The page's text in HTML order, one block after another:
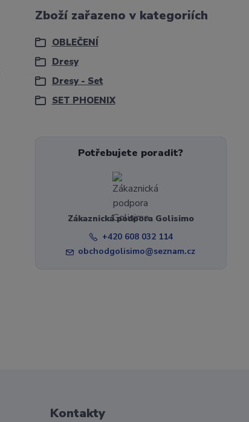
Zboží zařazeno v kategoriích
OBLEČENÍ
Dresy
Dresy - Set
SET PHOENIX
Potřebujete poradit?
Zákaznická podpora Golisimo
+420 608 032 114
obchodgolisimo@seznam.cz
Kontakty